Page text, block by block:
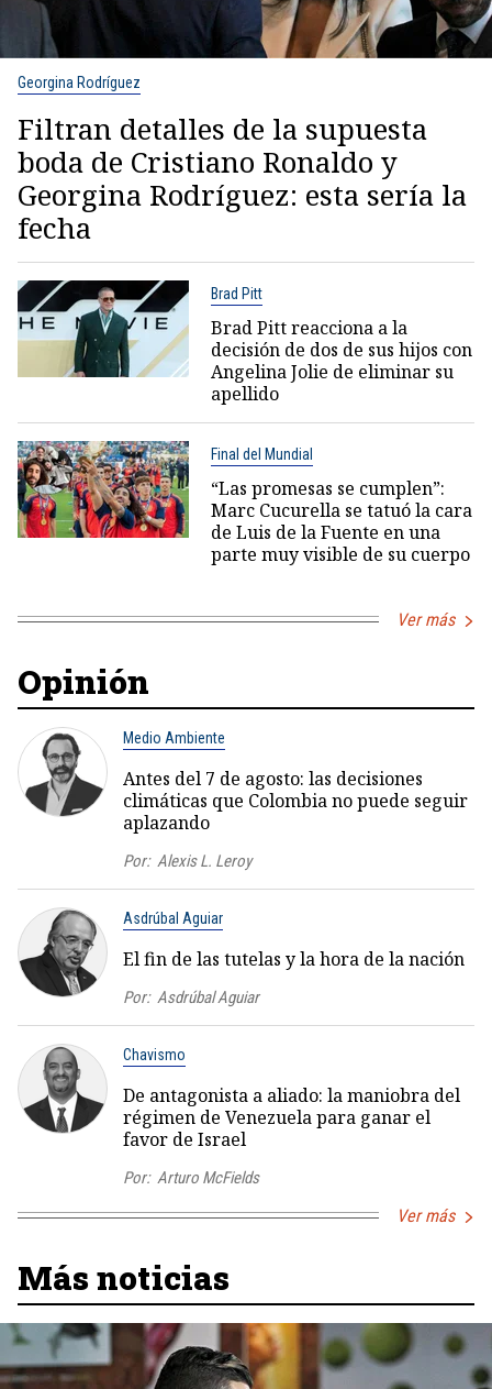
Georgina Rodríguez
Filtran detalles de la supuesta
boda de Cristiano Ronaldo y
Georgina Rodríguez: esta sería la
fecha
Brad Pitt
Brad Pitt reacciona a la
decisión de dos de sus hijos con
Angelina Jolie de eliminar su
apellido
Final del Mundial
“Las promesas se cumplen”:
Marc Cucurella se tatuó la cara
de Luis de la Fuente en una
parte muy visible de su cuerpo
Ver más
Opinión
Medio Ambiente
Antes del 7 de agosto: las decisiones
climáticas que Colombia no puede seguir
aplazando
Por: Alexis L. Leroy
Asdrúbal Aguiar
El fin de las tutelas y la hora de la nación
Por: Asdrúbal Aguiar
Chavismo
De antagonista a aliado: la maniobra del
régimen de Venezuela para ganar el
favor de Israel
Por: Arturo McFields
Ver más
Más noticias